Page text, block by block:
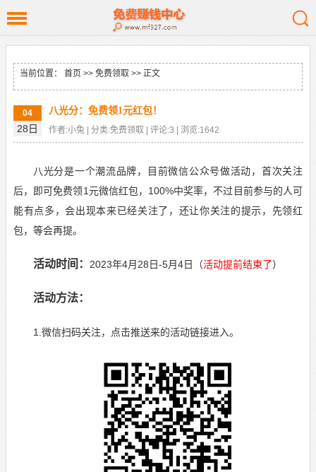
当前位置： 首页 >> 免费领取 >> 正文
04
28日
八光分：免费领1元红包！
作者:小兔 | 分类:免费领取 | 评论:3 | 浏览:1642
八光分是一个潮流品牌，目前微信公众号做活动，首次关注
后，即可免费领1元微信红包，100%中奖率，不过目前参与的人可
能有点多，会出现本来已经关注了，还让你关注的提示，先领红
包，等会再提。
活动时间： 2023年4月28日-5月4日（活动提前结束了）
活动方法：
1.微信扫码关注，点击推送来的活动链接进入。